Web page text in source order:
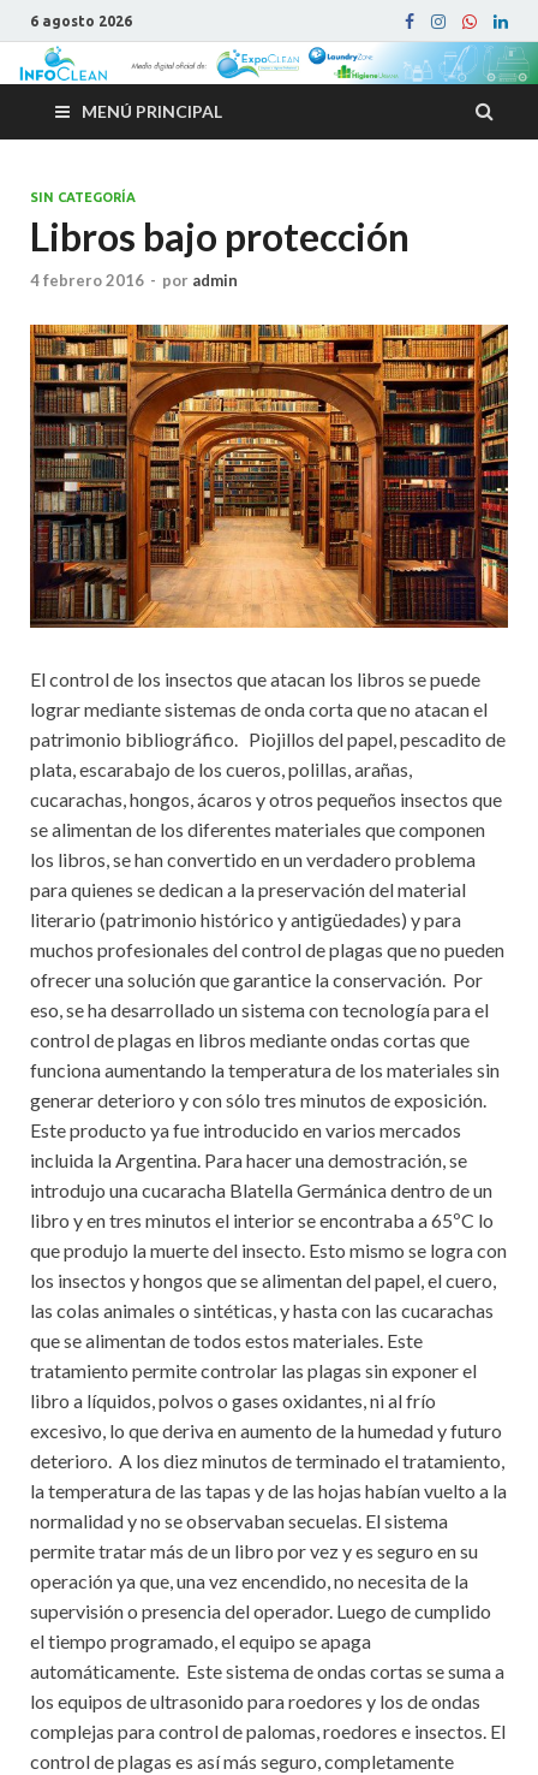
6 agosto 2026
MENÚ PRINCIPAL
SIN CATEGORÍA
Libros bajo protección
4 febrero 2016 - por admin
El control de los insectos que atacan los libros se puede
lograr mediante sistemas de onda corta que no atacan el
patrimonio bibliográfico. Piojillos del papel, pescadito de
plata, escarabajo de los cueros, polillas, arañas,
cucarachas, hongos, ácaros y otros pequeños insectos que
se alimentan de los diferentes materiales que componen
los libros, se han convertido en un verdadero problema
para quienes se dedican a la preservación del material
literario (patrimonio histórico y antigüedades) y para
muchos profesionales del control de plagas que no pueden
ofrecer una solución que garantice la conservación. Por
eso, se ha desarrollado un sistema con tecnología para el
control de plagas en libros mediante ondas cortas que
funciona aumentando la temperatura de los materiales sin
generar deterioro y con sólo tres minutos de exposición.
Este producto ya fue introducido en varios mercados
incluida la Argentina. Para hacer una demostración, se
introdujo una cucaracha Blatella Germánica dentro de un
libro y en tres minutos el interior se encontraba a 65ºC lo
que produjo la muerte del insecto. Esto mismo se logra con
los insectos y hongos que se alimentan del papel, el cuero,
las colas animales o sintéticas, y hasta con las cucarachas
que se alimentan de todos estos materiales. Este
tratamiento permite controlar las plagas sin exponer el
libro a líquidos, polvos o gases oxidantes, ni al frío
excesivo, lo que deriva en aumento de la humedad y futuro
deterioro. A los diez minutos de terminado el tratamiento,
la temperatura de las tapas y de las hojas habían vuelto a la
normalidad y no se observaban secuelas. El sistema
permite tratar más de un libro por vez y es seguro en su
operación ya que, una vez encendido, no necesita de la
supervisión o presencia del operador. Luego de cumplido
el tiempo programado, el equipo se apaga
automáticamente. Este sistema de ondas cortas se suma a
los equipos de ultrasonido para roedores y los de ondas
complejas para control de palomas, roedores e insectos. El
control de plagas es así más seguro, completamente